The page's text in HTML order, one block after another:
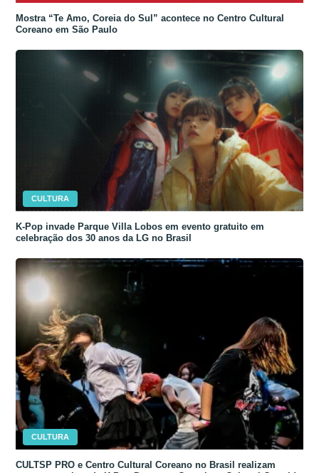
Mostra “Te Amo, Coreia do Sul” acontece no Centro Cultural
Coreano em São Paulo
CULTURA
K-Pop invade Parque Villa Lobos em evento gratuito em
celebração dos 30 anos da LG no Brasil
CULTURA
CULTSP PRO e Centro Cultural Coreano no Brasil realizam